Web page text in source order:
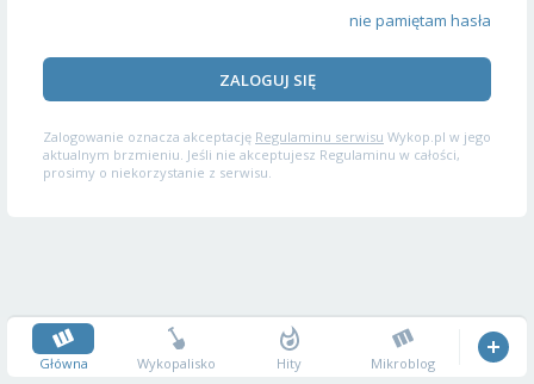
nie pamiętam hasła
ZALOGUJ SIĘ
Zalogowanie oznacza akceptację Regulaminu serwisu Wykop.pl w jego
aktualnym brzmieniu. Jeśli nie akceptujesz Regulaminu w całości,
prosimy o niekorzystanie z serwisu.
Główna Wykopalisko Hity Mikroblog